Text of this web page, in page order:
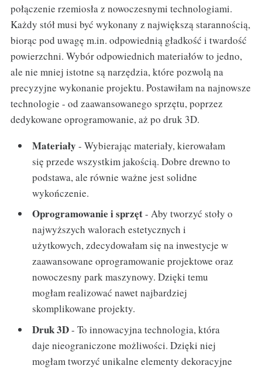
połączenie rzemiosła z nowoczesnymi technologiami.
Każdy stół musi być wykonany z największą starannością,
biorąc pod uwagę m.in. odpowiednią gładkość i twardość
powierzchni. Wybór odpowiednich materiałów to jedno,
ale nie mniej istotne są narzędzia, które pozwolą na
precyzyjne wykonanie projektu. Postawiłam na najnowsze
technologie - od zaawansowanego sprzętu, poprzez
dedykowane oprogramowanie, aż po druk 3D.
Materiały - Wybierając materiały, kierowałam
się przede wszystkim jakością. Dobre drewno to
podstawa, ale równie ważne jest solidne
wykończenie.
Oprogramowanie i sprzęt- Aby tworzyć stoły o
najwyższych walorach estetycznych i
użytkowych, zdecydowałam się na inwestycje w
zaawansowane oprogramowanie projektowe oraz
nowoczesny park maszynowy. Dzięki temu
mogłam realizować nawet najbardziej
skomplikowane projekty.
Druk 3D- To innowacyjna technologia, która
daje nieograniczone możliwości. Dzięki niej
mogłam tworzyć unikalne elementy dekoracyjne